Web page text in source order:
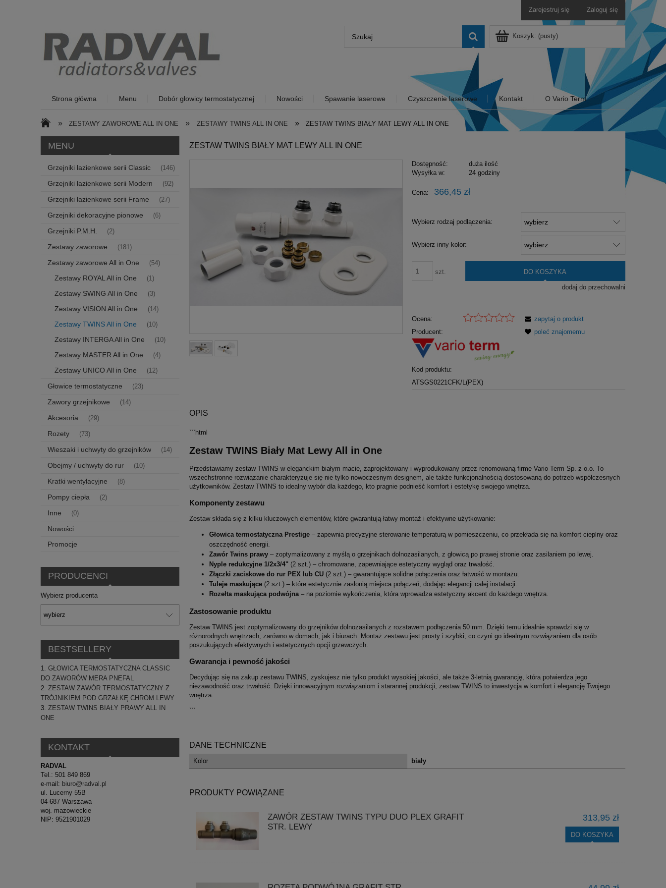
Zarejestruj się Zaloguj się
Koszyk: (pusty)
Strona główna Menu Dobór głowicy termostatycznej Nowości Spawanie laserowe Czyszczenie laserowe Kontakt O Vario Term
» ZESTAWY ZAWOROWE ALL IN ONE » ZESTAWY TWINS ALL IN ONE » ZESTAW TWINS BIAŁY MAT LEWY ALL IN ONE
MENU
Grzejniki łazienkowe serii Classic (146)
Grzejniki łazienkowe serii Modern (92)
Grzejniki łazienkowe serii Frame (27)
Grzejniki dekoracyjne pionowe (6)
Grzejniki P.M.H. (2)
Zestawy zaworowe (181)
Zestawy zaworowe All in One (54)
Zestawy ROYAL All in One (1)
Zestawy SWING All in One (3)
Zestawy VISION All in One (14)
Zestawy TWINS All in One (10)
Zestawy INTERGA All in One (10)
Zestawy MASTER All in One (4)
Zestawy UNICO All in One (12)
Głowice termostatyczne (23)
Zawory grzejnikowe (14)
Akcesoria (29)
Rozety (73)
Wieszaki i uchwyty do grzejników (14)
Obejmy / uchwyty do rur (10)
Kratki wentylacyjne (8)
Pompy ciepła (2)
Inne (0)
Nowości
Promocje
PRODUCENCI
Wybierz producenta
BESTSELLERY
GŁOWICA TERMOSTATYCZNA CLASSIC
DO ZAWORÓW MERA PNEFAL
ZESTAW ZAWÓR TERMOSTATYCZNY Z
TRÓJNIKIEM POD GRZAŁKĘ CHROM LEWY
ZESTAW TWINS BIAŁY PRAWY ALL IN
ONE
KONTAKT
RADVAL
Tel.: 501 849 869
e-mail: biuro@radval.pl
ul. Lucerny 55B
04-687 Warszawa
woj. mazowieckie
NIP: 9521901029
ZESTAW TWINS BIAŁY MAT LEWY ALL IN ONE
Dostępność:
duża ilość
Wysyłka w:
24 godziny
Cena: 366,45 zł
Wybierz rodzaj podłączenia:
Wybierz inny kolor:
szt. DO KOSZYKA
dodaj do przechowalni
Ocena:
Producent:
Kod produktu:
ATSGS0221CFK/L(PEX)
zapytaj o produkt
poleć znajomemu
OPIS
```html
Zestaw TWINS Biały Mat Lewy All in One
Przedstawiamy zestaw TWINS w eleganckim białym macie, zaprojektowany i wyprodukowany przez renomowaną firmę Vario Term Sp. z o.o. To
wszechstronne rozwiązanie charakteryzuje się nie tylko nowoczesnym designem, ale także funkcjonalnością dostosowaną do potrzeb współczesnych
użytkowników. Zestaw TWINS to idealny wybór dla każdego, kto pragnie podnieść komfort i estetykę swojego wnętrza.
Komponenty zestawu
Zestaw składa się z kilku kluczowych elementów, które gwarantują łatwy montaż i efektywne użytkowanie:
Głowica termostatyczna Prestige – zapewnia precyzyjne sterowanie temperaturą w pomieszczeniu, co przekłada się na komfort cieplny oraz
oszczędność energii.
Zawór Twins prawy – zoptymalizowany z myślą o grzejnikach dolnozasilanych, z głowicą po prawej stronie oraz zasilaniem po lewej.
Nyple redukcyjne 1/2x3/4" (2 szt.) – chromowane, zapewniające estetyczny wygląd oraz trwałość.
Złączki zaciskowe do rur PEX lub CU (2 szt.) – gwarantujące solidne połączenia oraz łatwość w montażu.
Tuleje maskujące (2 szt.) – które estetycznie zasłonią miejsca połączeń, dodając elegancji całej instalacji.
Rozełta maskująca podwójna– na poziomie wykończenia, która wprowadza estetyczny akcent do każdego wnętrza.
Zastosowanie produktu
Zestaw TWINS jest zoptymalizowany do grzejników dolnozasilanych z rozstawem podłączenia 50 mm. Dzięki temu idealnie sprawdzi się w
różnorodnych wnętrzach, zarówno w domach, jak i biurach. Montaż zestawu jest prosty i szybki, co czyni go idealnym rozwiązaniem dla osób
poszukujących efektywnych i estetycznych opcji grzewczych.
Gwarancja i pewność jakości
Decydując się na zakup zestawu TWINS, zyskujesz nie tylko produkt wysokiej jakości, ale także 3-letnią gwarancję, która potwierdza jego
niezawodność oraz trwałość. Dzięki innowacyjnym rozwiązaniom i starannej produkcji, zestaw TWINS to inwestycja w komfort i elegancję Twojego
wnętrza.
```
DANE TECHNICZNE
Kolor biały
PRODUKTY POWIĄZANE
ZAWÓR ZESTAW TWINS TYPU DUO PLEX GRAFIT
STR. LEWY
313,95 zł
DO KOSZYKA